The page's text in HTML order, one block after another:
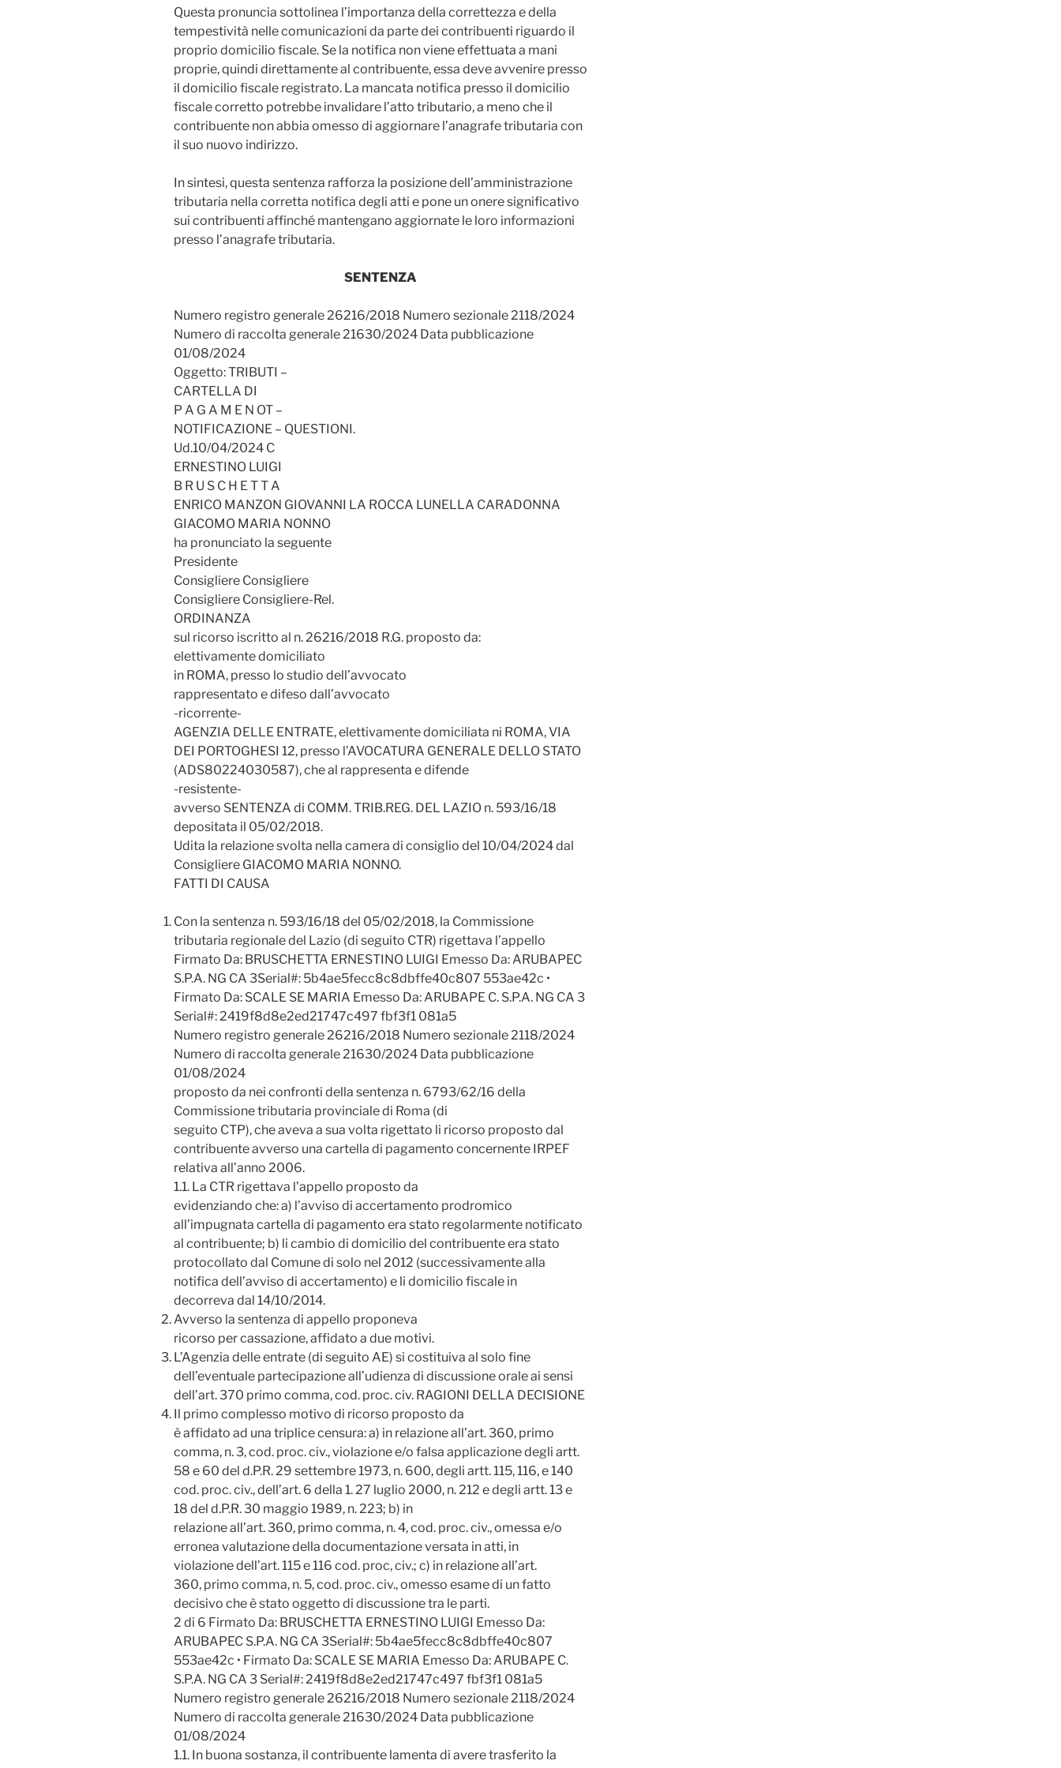
Questa pronuncia sottolinea l’importanza della correttezza e della
tempestività nelle comunicazioni da parte dei contribuenti riguardo il
proprio domicilio fiscale. Se la notifica non viene effettuata a mani
proprie, quindi direttamente al contribuente, essa deve avvenire presso
il domicilio fiscale registrato. La mancata notifica presso il domicilio
fiscale corretto potrebbe invalidare l’atto tributario, a meno che il
contribuente non abbia omesso di aggiornare l’anagrafe tributaria con
il suo nuovo indirizzo.
In sintesi, questa sentenza rafforza la posizione dell’amministrazione
tributaria nella corretta notifica degli atti e pone un onere significativo
sui contribuenti affinché mantengano aggiornate le loro informazioni
presso l’anagrafe tributaria.
SENTENZA
Numero registro generale 26216/2018 Numero sezionale 2118/2024
Numero di raccolta generale 21630/2024 Data pubblicazione
01/08/2024
Oggetto: TRIBUTI –
CARTELLA DI
P A G A M E N OT –
NOTIFICAZIONE – QUESTIONI.
Ud.10/04/2024 C
ERNESTINO LUIGI
B R U S C H E T T A
ENRICO MANZON GIOVANNI LA ROCCA LUNELLA CARADONNA
GIACOMO MARIA NONNO
ha pronunciato la seguente
Presidente
Consigliere Consigliere
Consigliere Consigliere-Rel.
ORDINANZA
sul ricorso iscritto al n. 26216/2018 R.G. proposto da:
elettivamente domiciliato
in ROMA, presso lo studio dell’avvocato
rappresentato e difeso dall’avvocato
-ricorrente-
AGENZIA DELLE ENTRATE, elettivamente domiciliata ni ROMA, VIA
DEI PORTOGHESI 12, presso l’AVOCATURA GENERALE DELLO STATO
(ADS80224030587), che al rappresenta e difende
-resistente-
avverso SENTENZA di COMM. TRIB.REG. DEL LAZIO n. 593/16/18
depositata il 05/02/2018.
Udita la relazione svolta nella camera di consiglio del 10/04/2024 dal
Consigliere GIACOMO MARIA NONNO.
FATTI DI CAUSA
Con la sentenza n. 593/16/18 del 05/02/2018, la Commissione
tributaria regionale del Lazio (di seguito CTR) rigettava l’appello
Firmato Da: BRUSCHETTA ERNESTINO LUIGI Emesso Da: ARUBAPEC
S.P.A. NG CA 3Serial#: 5b4ae5fecc8c8dbffe40c807 553ae42c •
Firmato Da: SCALE SE MARIA Emesso Da: ARUBAPE C. S.P.A. NG CA 3
Serial#: 2419f8d8e2ed21747c497 fbf3f1 081a5
Numero registro generale 26216/2018 Numero sezionale 2118/2024
Numero di raccolta generale 21630/2024 Data pubblicazione
01/08/2024
proposto da nei confronti della sentenza n. 6793/62/16 della
Commissione tributaria provinciale di Roma (di
seguito CTP), che aveva a sua volta rigettato li ricorso proposto dal
contribuente avverso una cartella di pagamento concernente IRPEF
relativa all’anno 2006.
1.1. La CTR rigettava l’appello proposto da
evidenziando che: a) l’avviso di accertamento prodromico
all’impugnata cartella di pagamento era stato regolarmente notificato
al contribuente; b) li cambio di domicilio del contribuente era stato
protocollato dal Comune di solo nel 2012 (successivamente alla
notifica dell’avviso di accertamento) e li domicilio fiscale in
decorreva dal 14/10/2014.
Avverso la sentenza di appello proponeva
ricorso per cassazione, affidato a due motivi.
L’Agenzia delle entrate (di seguito AE) si costituiva al solo fine
dell’eventuale partecipazione all’udienza di discussione orale ai sensi
dell’art. 370 primo comma, cod. proc. civ. RAGIONI DELLA DECISIONE
Il primo complesso motivo di ricorso proposto da
è affidato ad una triplice censura: a) in relazione all’art. 360, primo
comma, n. 3, cod. proc. civ., violazione e/o falsa applicazione degli artt.
58 e 60 del d.P.R. 29 settembre 1973, n. 600, degli artt. 115, 116, e 140
cod. proc. civ., dell’art. 6 della 1. 27 luglio 2000, n. 212 e degli artt. 13 e
18 del d.P.R. 30 maggio 1989, n. 223; b) in
relazione all’art. 360, primo comma, n. 4, cod. proc. civ., omessa e/o
erronea valutazione della documentazione versata in atti, in
violazione dell’art. 115 e 116 cod. proc, civ.; c) in relazione all’art.
360, primo comma, n. 5, cod. proc. civ., omesso esame di un fatto
decisivo che è stato oggetto di discussione tra le parti.
2 di 6 Firmato Da: BRUSCHETTA ERNESTINO LUIGI Emesso Da:
ARUBAPEC S.P.A. NG CA 3Serial#: 5b4ae5fecc8c8dbffe40c807
553ae42c • Firmato Da: SCALE SE MARIA Emesso Da: ARUBAPE C.
S.P.A. NG CA 3 Serial#: 2419f8d8e2ed21747c497 fbf3f1 081a5
Numero registro generale 26216/2018 Numero sezionale 2118/2024
Numero di raccolta generale 21630/2024 Data pubblicazione
01/08/2024
1.1. In buona sostanza, il contribuente lamenta di avere trasferito la